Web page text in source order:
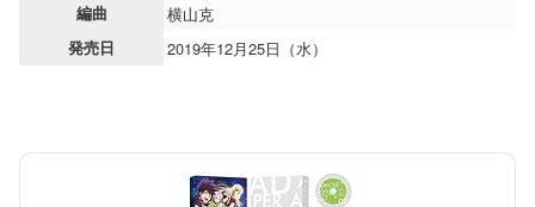
編曲 横山克
発売日 2019年12月25日（水）